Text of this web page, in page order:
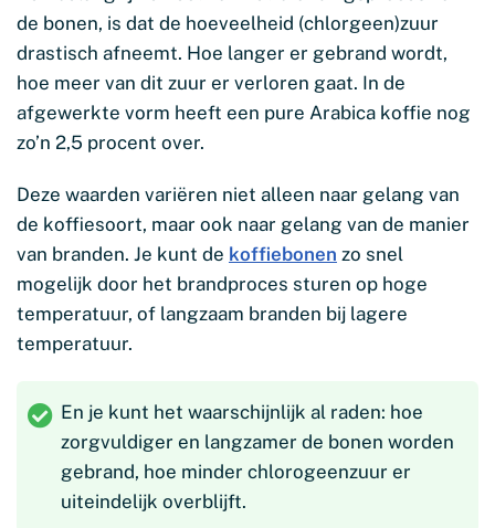
de bonen, is dat de hoeveelheid (chlorgeen)zuur
drastisch afneemt. Hoe langer er gebrand wordt,
hoe meer van dit zuur er verloren gaat. In de
afgewerkte vorm heeft een pure Arabica koffie nog
zo’n 2,5 procent over.
Deze waarden variëren niet alleen naar gelang van
de koffiesoort, maar ook naar gelang van de manier
van branden. Je kunt de koffiebonen zo snel
mogelijk door het brandproces sturen op hoge
temperatuur, of langzaam branden bij lagere
temperatuur.
En je kunt het waarschijnlijk al raden: hoe
zorgvuldiger en langzamer de bonen worden
gebrand, hoe minder chlorogeenzuur er
uiteindelijk overblijft.